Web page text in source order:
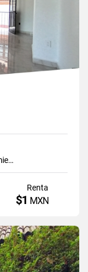
Estacionamiento
Renta
$1 MXN